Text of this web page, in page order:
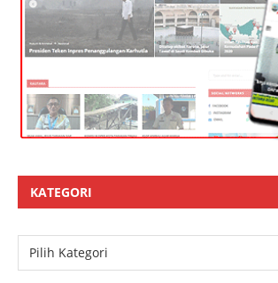
KATEGORI